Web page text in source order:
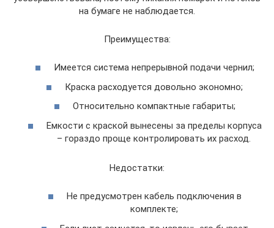
на бумаге не наблюдается.
Преимущества:
Имеется система непрерывной подачи чернил;
Краска расходуется довольно экономно;
Относительно компактные габариты;
Емкости с краской вынесены за пределы корпуса
– гораздо проще контролировать их расход.
Недостатки:
Не предусмотрен кабель подключения в
комплекте;